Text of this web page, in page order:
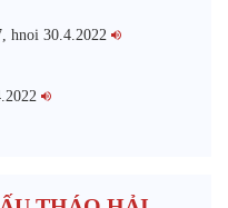
hnoi 30.4.2022